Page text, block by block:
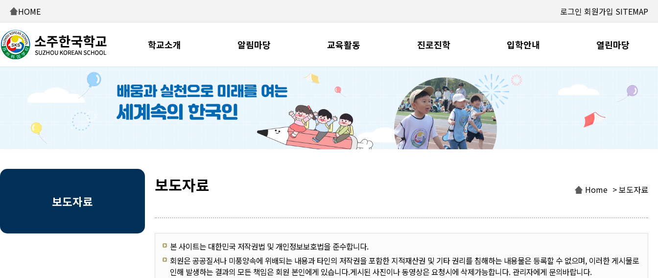
HOME 로그인 회원가입 SITEMAP
학교소개 알림마당 교육활동 진로진학 입학안내 열린마당
보도자료
보도자료 Home > 보도자료
본 사이트는 대한민국 저작권법 및 개인정보보호법을 준수합니다.
회원은 공공질서나 미풍양속에 위배되는 내용과 타인의 저작권을 포함한 지적재산권 및 기타 권리를 침해하는 내용물은 등록할 수 없으며, 이러한 게시물로
인해 발생하는 결과의 모든 책임은 회원 본인에게 있습니다.게시된 사진이나 동영상은 요청시에 삭제가능합니다. 관리자에게 문의바랍니다.